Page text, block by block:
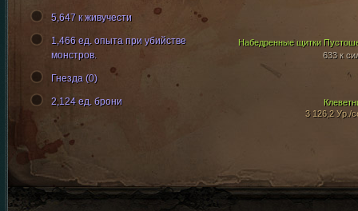
Набедренные щитки
633 к
3 126,2 Ур./
5,647 к живучести
1,466 ед. опыта при убийстве
монстров.
Гнезда (0)
2,124 ед. брони